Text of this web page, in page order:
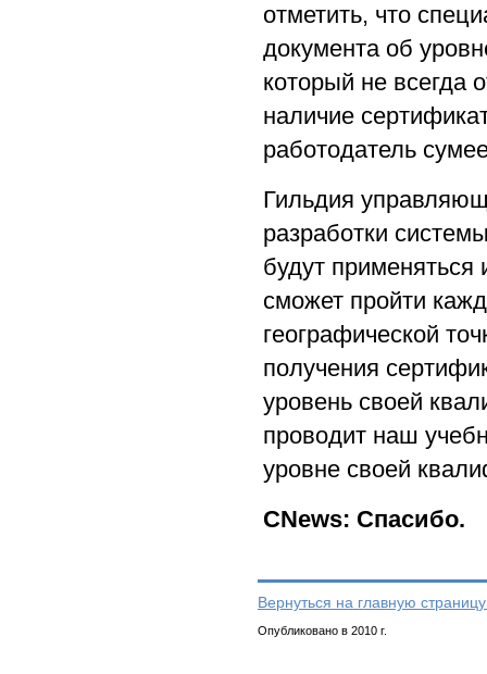
отметить, что
документа об
который не всегда
наличие
работодатель
Гильдия
разработки
будут применяться
сможет пройти
географической
получения
уровень своей
проводит наш
уровне своей
CNews: Спасибо.
Вернуться на главную
Опубликовано в 2010 г.